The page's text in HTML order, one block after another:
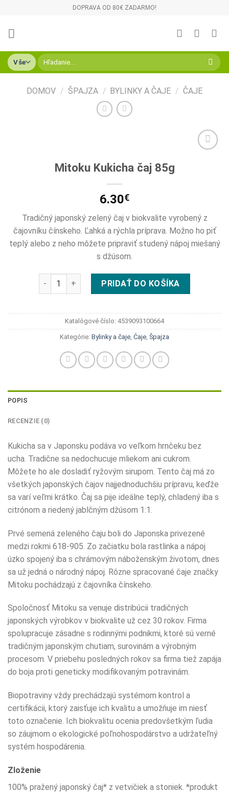
content
DOPRAVA OD 80€ ZADARMO!
Hľadať:
DOMOV / ŠPAJZA / BYLINKY A ČAJE / ČAJE
Mitoku Kukicha čaj 85g
6.30€
Tradičný japonský zelený čaj v biokvalite vyrobený z
čajovníku čínskeho. Ľahká a rýchla príprava. Možno ho piť
teplý alebo z neho môžete pripraviť studený nápoj miešaný
s džúsom.
množstvo Mitoku Kukicha čaj 85g
PRIDAŤ DO KOŠÍKA
Katalógové číslo: 4539093100664
Kategórie: Bylinky a čaje Čaje Špajza
POPIS
RECENZIE (0)
Kukicha sa v Japonsku podáva vo veľkom hrnčeku bez
ucha. Tradične sa nedochucuje mliekom ani cukrom.
Môžete ho ale dosladiť ryžovým sirupom. Tento čaj má zo
všetkých japonských čajov najjednoduchšiu prípravu, keďže
sa varí veľmi krátko. Čaj sa pije ideálne teplý, chladený iba s
citrónom a riedený jablčným džúsom 1:1.
Prvé semená zeleného čaju boli do Japonska privezené
medzi rokmi 618-905. Zo začiatku bola rastlinka a nápoj
úzko spojený iba s chrámovým náboženským životom, dnes
sa už jedná o národný nápoj. Rôzne spracované čaje značky
Mitoku pochádzajú z čajovníka čínskeho.
Spoločnosť Mitoku sa venuje distribúcii tradičných
japonských výrobkov v biokvalite už cez 30 rokov. Firma
spolupracuje zásadne s rodinnými podnikmi, ktoré sú verné
tradičným japonským chutiam, surovinám a výrobným
procesom. V priebehu posledných rokov sa firma tiež zapája
do boja proti geneticky modifikovaným potravinám.
Biopotraviny vždy prechádzajú systémom kontrol a
certifikácii, ktorý zaisťuje ich kvalitu a umožňuje im niesť
toto označenie. Ich biokvalitu ocenia predovšetkým ľudia
so záujmom o ekologické poľnohospodárstvo a udržateľný
systém hospodárenia.
Zloženie
100% pražený japonský čaj* z vetvičiek a stoniek. *produkt